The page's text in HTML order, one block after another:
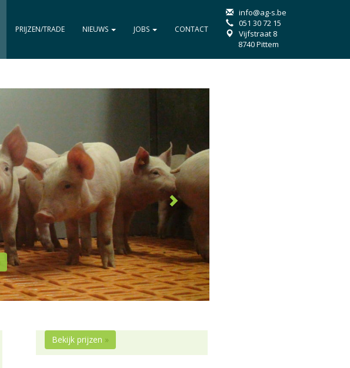
PRIJZEN/TRADE NIEUWS JOBS CONTACT
info@ag-s.be
051 30 72 15
Vijfstraat 8
8740 Pittem
Bekijk prijzen »